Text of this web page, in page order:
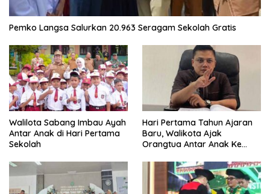
Pemko Langsa Salurkan 20.963 Seragam Sekolah Gratis
Walilota Sabang Imbau Ayah
Antar Anak di Hari Pertama
Sekolah
Hari Pertama Tahun Ajaran
Baru, Walikota Ajak
Orangtua Antar Anak Ke